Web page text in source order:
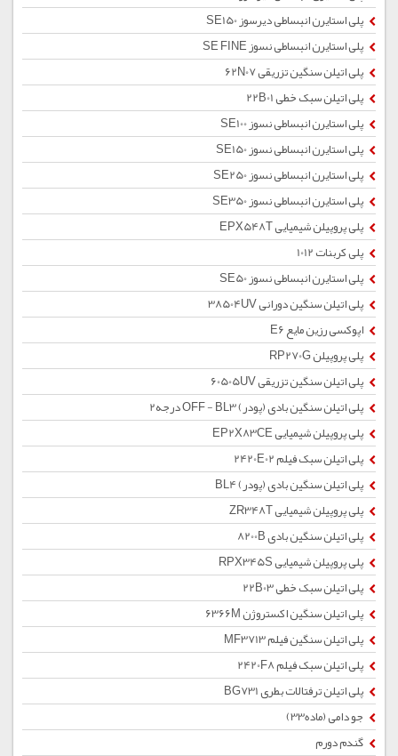
پلی استایرن انبساطی دیرسوز SE150
پلی استایرن انبساطی نسوز SE FINE
پلی اتیلن سنگین تزریقی 62N07
پلی اتیلن سبک خطی 22B01
پلی استایرن انبساطی نسوز SE100
پلی استایرن انبساطی نسوز SE150
پلی استایرن انبساطی نسوز SE250
پلی استایرن انبساطی نسوز SE350
پلی پروپیلن شیمیایی EPX548T
پلی کربنات 1012
پلی استایرن انبساطی نسوز SE50
پلی اتیلن سنگین دورانی 38504UV
اپوکسی رزین مایع E6
پلی پروپیلن RP270G
پلی اتیلن سنگین تزریقی 60505UV
پلی اتیلن سنگین بادی (پودر) OFF - BL3 درجه2
پلی پروپیلن شیمیایی EP2X83CE
پلی اتیلن سبک فیلم 2420E02
پلی اتیلن سنگین بادی (پودر) BL4
پلی پروپیلن شیمیایی ZR348T
پلی اتیلن سنگین بادی 8200B
پلی پروپیلن شیمیایی RPX345S
پلی اتیلن سبک خطی 22B03
پلی اتیلن سنگین اکستروژن 6366M
پلی اتیلن سنگین فیلم MF3713
پلی اتیلن سبک فیلم 2420F8
پلی اتیلن ترفتالات بطری BG731
جو دامی (ماده33)
گندم دورم